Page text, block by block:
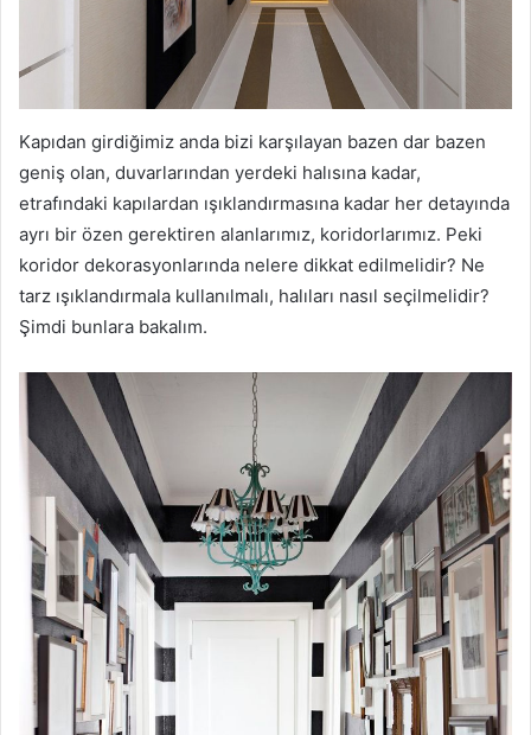
Kapıdan girdiğimiz anda bizi karşılayan bazen dar bazen
geniş olan, duvarlarından yerdeki halısına kadar,
etrafındaki kapılardan ışıklandırmasına kadar her detayında
ayrı bir özen gerektiren alanlarımız, koridorlarımız. Peki
koridor dekorasyonlarında nelere dikkat edilmelidir? Ne
tarz ışıklandırmala kullanılmalı, halıları nasıl seçilmelidir?
Şimdi bunlara bakalım.